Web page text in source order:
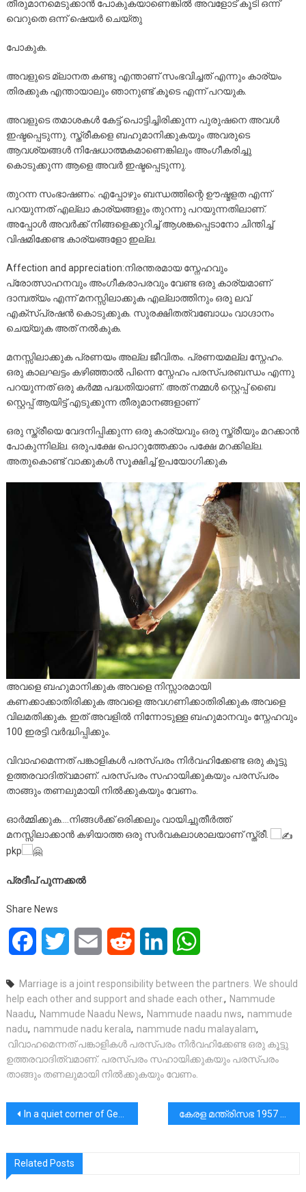
തീരുമാനമെടുക്കാൻ പോകുകയാണെങ്കിൽ അവളോട് കൂടി ഒന്ന്
വെറുതെ ഒന്ന് ഷെയർ ചെയ്തു
പോകുക.
അവളുടെ മ്ലാനത കണ്ടു എന്താണ് സംഭവിച്ചത് എന്നും കാര്യം
തിരക്കുക എന്തായാലും ഞാനുണ്ട് കൂടെ എന്ന് പറയുക.
അവളുടെ തമാശകൾ കേട്ട് പൊട്ടിച്ചിരിക്കുന്ന പുരുഷനെ അവൾ
ഇഷ്ടപ്പെടുന്നു. സ്ത്രീകളെ ബഹുമാനിക്കുകയും അവരുടെ
ആവശ്യങ്ങൾ നിഷേധാത്മകമാണെങ്കിലും അംഗീകരിച്ചു
കൊടുക്കുന്ന ആളെ അവർ ഇഷ്ടപ്പെടുന്നു.
തുറന്ന സംഭാഷണം: എപ്പോഴും ബന്ധത്തിന്റെ ഊഷ്മളത എന്ന്
പറയുന്നത് എല്ലാ കാര്യങ്ങളും തുറന്നു പറയുന്നതിലാണ്.
അപ്പോൾ അവർക്ക് നിങ്ങളെക്കുറിച്ച് ആശങ്കപ്പെടാനോ ചിന്തിച്ച്
വിഷമിക്കേണ്ട കാര്യങ്ങളോ ഇല്ല.
Affection and appreciation:നിരന്തരമായ സ്നേഹവും
പ്രോത്സാഹനവും അംഗീകരാപരവും വേണ്ട ഒരു കാര്യമാണ്
ദാമ്പത്യം എന്ന് മനസ്സിലാക്കുക എല്ലാത്തിനും ഒരു ലവ്
എക്സ്പ്രഷൻ കൊടുക്കുക. സുരക്ഷിതത്വബോധം വാഗ്ദാനം
ചെയ്യുക അത് നൽകുക.
മനസ്സിലാക്കുക പ്രണയം അല്ല ജീവിതം. പ്രണയമല്ല സ്നേഹം.
ഒരു കാലഘട്ടം കഴിഞ്ഞാൽ പിന്നെ സ്നേഹം പരസ്പരബന്ധം എന്നു
പറയുന്നത് ഒരു കർമ്മ പദ്ധതിയാണ്. അത് നമ്മൾ സ്റ്റെപ്പ് ബൈ
സ്റ്റെപ്പ് ആയിട്ട് എടുക്കുന്ന തീരുമാനങ്ങളാണ്
ഒരു സ്ത്രീയെ വേദനിപ്പിക്കുന്ന ഒരു കാര്യവും ഒരു സ്ത്രീയും മറക്കാൻ
പോകുന്നില്ല. ഒരുപക്ഷേ പൊറുത്തേക്കാം പക്ഷേ മറക്കില്ല.
അതുകൊണ്ട് വാക്കുകൾ സൂക്ഷിച്ച് ഉപയോഗിക്കുക
അവളെ ബഹുമാനിക്കുക അവളെ നിസ്സാരമായി
കണക്കാക്കാതിരിക്കുക അവളെ അവഗണിക്കാതിരിക്കുക അവളെ
വിലമതിക്കുക. ഇത് അവളിൽ നിന്നോടുള്ള ബഹുമാനവും സ്നേഹവും
100 ഇരട്ടി വർദ്ധിപ്പിക്കും.
വിവാഹമെന്നത് പങ്കാളികൾ പരസ്പരം നിർവഹിക്കേണ്ട ഒരു കൂട്ടു
ഉത്തരവാദിത്വമാണ്. പരസ്പരം സഹായിക്കുകയും പരസ്പരം
താങ്ങും തണലുമായി നിൽക്കുകയും വേണം.
ഓർമ്മിക്കുക….നിങ്ങൾക്ക് ഒരിക്കലും വായിച്ചുതീർത്ത്
മനസ്സിലാക്കാൻ കഴിയാത്ത ഒരു സർവകലാശാലയാണ് സ്ത്രീ.
pkp
പ്രദീപ് പുന്നക്കൽ
Share News
FacebookTwitter Email Reddit LinkedIn
Marriage is a joint responsibility between the partners. We should
help each other and support and shade each other., Nammude
Naadu, Nammude Naadu News, Nammude naadu nws, nammude
nadu, nammude nadu kerala, nammude nadu malayalam,
വിവാഹമെന്നത് പങ്കാളികൾ പരസ്പരം നിർവഹിക്കേണ്ട ഒരു കൂട്ടു
ഉത്തരവാദിത്വമാണ്. പരസ്പരം സഹായിക്കുകയും പരസ്പരം
താങ്ങും തണലുമായി നിൽക്കുകയും വേണം.
പോസ്റ്റുകളിലൂടെ
In a quiet corner of Germany, bags of food are discreetly hung for those in need
Related Posts